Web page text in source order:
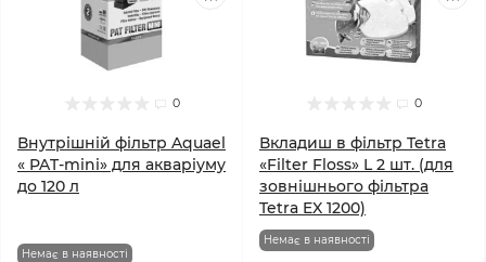
0
Внутрішній фільтр Aquael
« PAT-mini» для акваріуму
до 120 л
Немає в наявності
0
Вкладиш в фільтр Tetra
«Filter Floss» L 2 шт. (для
зовнішнього фільтра
Tetra EX 1200)
Немає в наявності